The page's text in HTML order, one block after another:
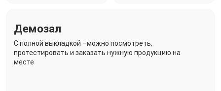
Демозал
C полной выкладкой –можно посмотреть,
протестировать и заказать нужную продукцию на
месте